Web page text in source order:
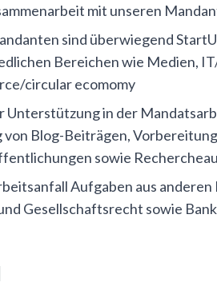
mit unseren
sind überwiegend
Bereichen wie Medien,
circular ecomomy
Unterstützung in der
von Blog-Beiträgen,
sowie
Aufgaben aus
Gesellschaftsrecht sowie